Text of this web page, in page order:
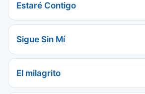
Estaré Contigo
Sigue Sin Mí
El milagrito